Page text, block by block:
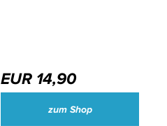
EUR 14,90
zum Shop